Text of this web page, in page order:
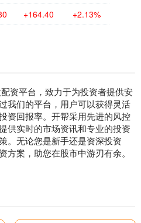
+164.40 +2.13%
资平台，致力于为投资者提供安
我们的平台，用户可以获得灵活
资回报率。开帮采用先进的风控
供实时的市场资讯和专业的投资
。无论您是新手还是资深投资
案，助您在股市中游刃有余。